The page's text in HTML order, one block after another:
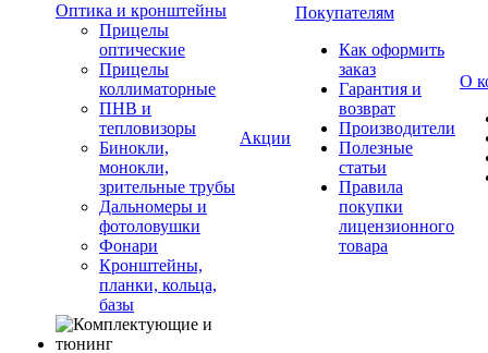
Оптика и кронштейны
Прицелы
оптические
Прицелы
коллиматорные
ПНВ и
тепловизоры
Бинокли,
монокли,
зрительные трубы
Дальномеры и
фотоловушки
Фонари
Кронштейны,
планки, кольца,
базы
Акции
Покупателям
Как оформить
заказ
Гарантия и
возврат
Производители
Полезные
статьи
Правила
покупки
лицензионного
товара
О